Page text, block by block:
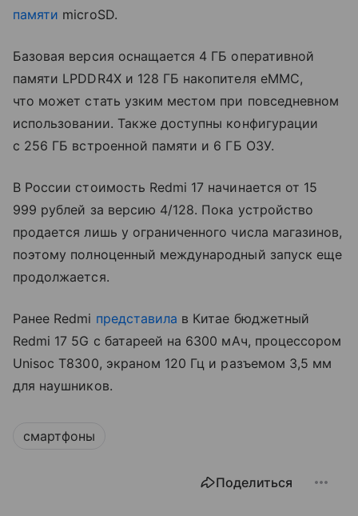
памяти microSD.
Базовая версия оснащается 4 ГБ оперативной
памяти LPDDR4X и 128 ГБ накопителя eMMC,
что может стать узким местом при повседневном
использовании. Также доступны конфигурации
с 256 ГБ встроенной памяти и 6 ГБ ОЗУ.
В России стоимость Redmi 17 начинается от 15
999 рублей за версию 4/128. Пока устройство
продается лишь у ограниченного числа магазинов,
поэтому полноценный международный запуск еще
продолжается.
Ранее Redmi представила в Китае бюджетный
Redmi 17 5G с батареей на 6300 мАч, процессором
Unisoc T8300, экраном 120 Гц и разъемом 3,5 мм
для наушников.
смартфоны
Поделиться